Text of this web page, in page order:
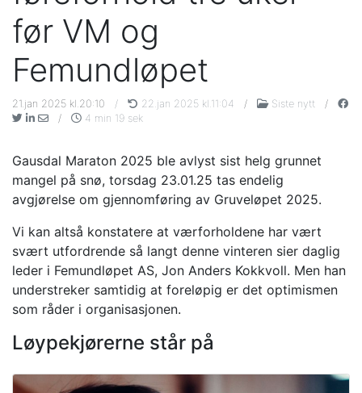
før VM og
Femundløpet
21.jan 2025 kl.20:10 / 22.jan 2025 kl.11:04 / Siste nytt
/
/
4 min 19 sek
Gausdal Maraton 2025 ble avlyst sist helg grunnet
mangel på snø, torsdag 23.01.25 tas endelig
avgjørelse om gjennomføring av Gruveløpet 2025.
Vi kan altså konstatere at værforholdene har vært
svært utfordrende så langt denne vinteren sier daglig
leder i Femundløpet AS, Jon Anders Kokkvoll. Men han
understreker samtidig at foreløpig er det optimismen
som råder i organisasjonen.
Løypekjørerne står på